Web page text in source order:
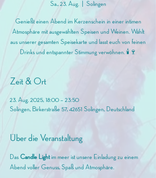
Sa., 23. Aug.
  |
Solingen
Genießt einen Abend im Kerzenschein in einer intimen
Atmosphäre mit ausgewählten Speisen und Weinen. Wählt
aus unserer gesamten Speisekarte und lasst euch von feinen
Drinks und entspannter Stimmung verwöhnen. 🕯️🍷
Zeit & Ort
23. Aug. 2025, 18:00 – 23:50
Solingen, Birkerstraße 57, 42651 Solingen, Deutschland
Über die Veranstaltung
Das Candle Light im meer ist unsere Einladung zu einem
Abend voller Genuss, Spaß und Atmosphäre.